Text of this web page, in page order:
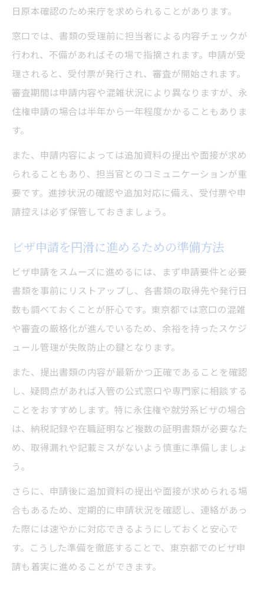
日原本確認のため来庁を求められることがあります。
窓口では、書類の受理前に担当者による内容チェックが
行われ、不備があればその場で指摘されます。申請が受
理されると、受付票が発行され、審査が開始されます。
審査期間は申請内容や混雑状況により異なりますが、永
住権申請の場合は半年から一年程度かかることもありま
す。
また、申請内容によっては追加資料の提出や面接が求め
られることもあり、担当官とのコミュニケーションが重
要です。進捗状況の確認や追加対応に備え、受付票や申
請控えは必ず保管しておきましょう。
ビザ申請を円滑に進めるための準備方法
ビザ申請をスムーズに進めるには、まず申請要件と必要
書類を事前にリストアップし、各書類の取得先や発行日
数も調べておくことが肝心です。東京都では窓口の混雑
や審査の厳格化が進んでいるため、余裕を持ったスケジ
ュール管理が失敗防止の鍵となります。
また、提出書類の内容が最新かつ正確であることを確認
し、疑問点があれば入管の公式窓口や専門家に相談する
ことをおすすめします。特に永住権や就労系ビザの場合
は、納税記録や在職証明など複数の証明書類が必要なた
め、取得漏れや記載ミスがないよう慎重に準備しましょ
う。
さらに、申請後に追加資料の提出や面接が求められる場
合もあるため、定期的に申請状況を確認し、連絡があっ
た際には速やかに対応できるようにしておくと安心で
す。こうした準備を徹底することで、東京都でのビザ申
請も着実に進めることができます。